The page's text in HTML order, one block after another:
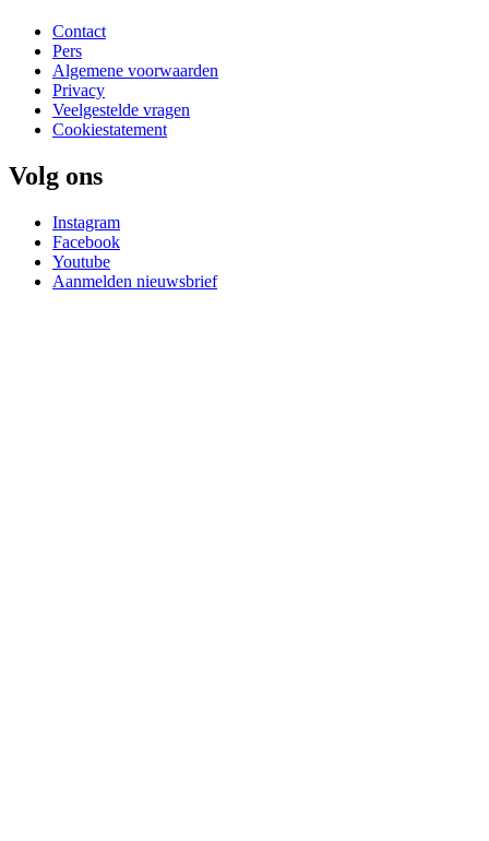
Contact
Pers
Algemene voorwaarden
Privacy
Veelgestelde vragen
Cookiestatement
Volg ons
Instagram
Facebook
Youtube
Aanmelden nieuwsbrief